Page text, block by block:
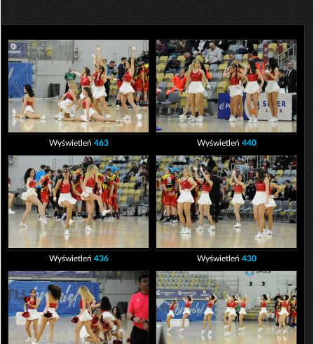
Wyświetleń 463 Wyświetleń 440
Wyświetleń 436 Wyświetleń 430